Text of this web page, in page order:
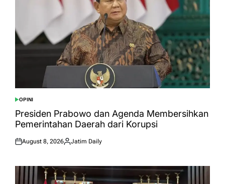
POSTED
IN
OPINI
Presiden Prabowo dan Agenda Membersihkan
Pemerintahan Daerah dari Korupsi
Posted
August 8, 2026
Posted
Jatim Daily